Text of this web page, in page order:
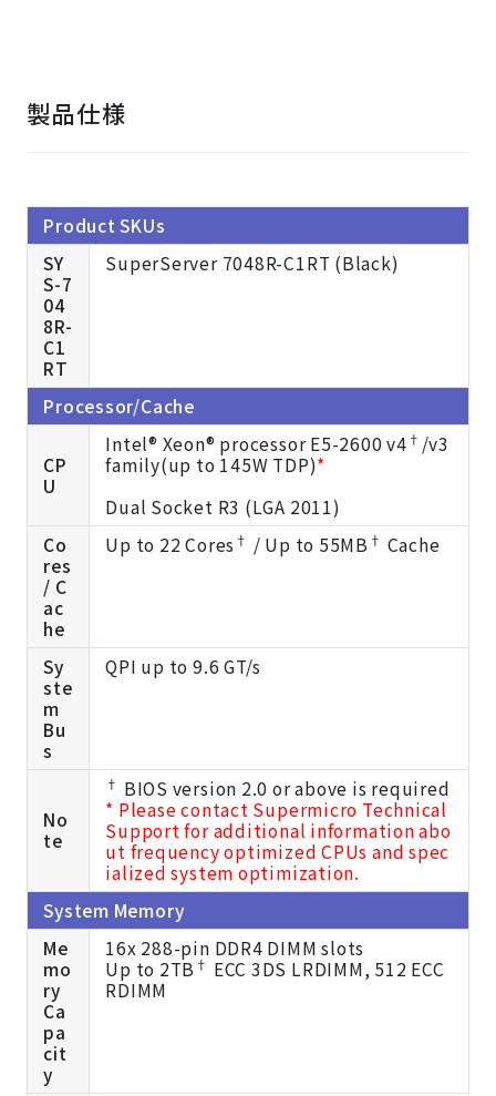
製品仕様
Product SKUs
SY
S-7
04
8R-
C1
RT
SuperServer 7048R-C1RT (Black)
Processor/Cache
CP
U
Intel® Xeon® processor E5-2600 v4 † /v3
family(up to 145W TDP)*
Dual Socket R3 (LGA 2011)
Co
res
/ C
ac
he
Up to 22 Cores † / Up to 55MB † Cache
Sy
ste
m
Bu
s
QPI up to 9.6 GT/s
No
te
† BIOS version 2.0 or above is required
* Please contact Supermicro Technical
Support for additional information abo
ut frequency optimized CPUs and spec
ialized system optimization.
System Memory
Me
mo
ry
Ca
pa
cit
y
16x 288-pin DDR4 DIMM slots
Up to 2TB † ECC 3DS LRDIMM, 512 ECC
RDIMM